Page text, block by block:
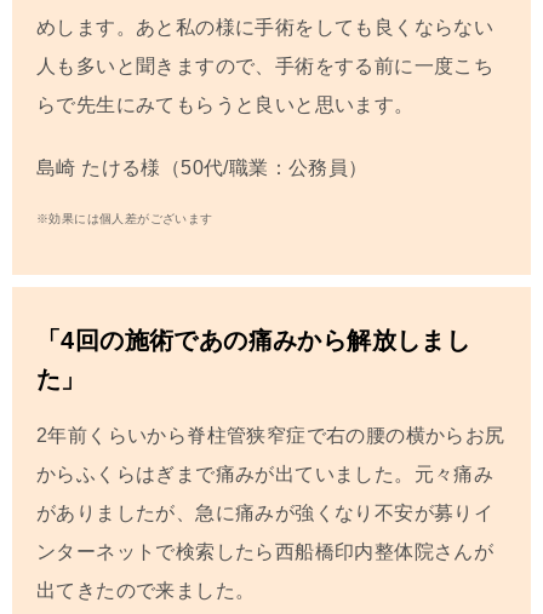
めします。あと私の様に手術をしても良くならない
人も多いと聞きますので、手術をする前に一度こち
らで先生にみてもらうと良いと思います。
島崎 たける様（50代/職業：公務員）
※効果には個人差がございます
「4回の施術であの痛みから解放しまし
た」
2年前くらいから脊柱管狭窄症で右の腰の横からお尻
からふくらはぎまで痛みが出ていました。元々痛み
がありましたが、急に痛みが強くなり不安が募りイ
ンターネットで検索したら西船橋印内整体院さんが
出てきたので来ました。